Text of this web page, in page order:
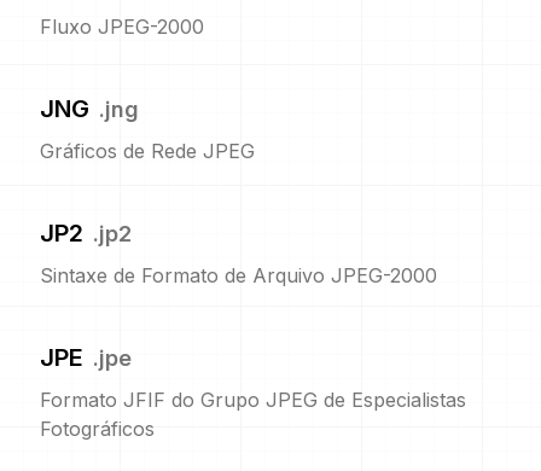
Fluxo JPEG-2000
JNG .jng
Gráficos de Rede JPEG
JP2 .jp2
Sintaxe de Formato de Arquivo JPEG-2000
JPE .jpe
Formato JFIF do Grupo JPEG de Especialistas
Fotográficos